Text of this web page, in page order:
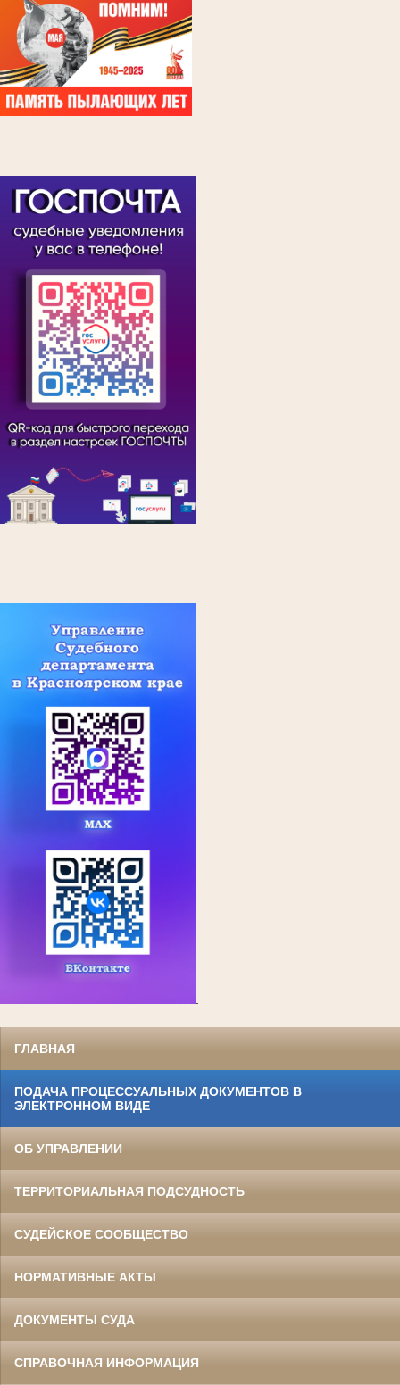
ГЛАВНАЯ
ПОДАЧА ПРОЦЕССУАЛЬНЫХ ДОКУМЕНТОВ В
ЭЛЕКТРОННОМ ВИДЕ
ОБ УПРАВЛЕНИИ
ТЕРРИТОРИАЛЬНАЯ ПОДСУДНОСТЬ
СУДЕЙСКОЕ СООБЩЕСТВО
НОРМАТИВНЫЕ АКТЫ
ДОКУМЕНТЫ СУДА
СПРАВОЧНАЯ ИНФОРМАЦИЯ